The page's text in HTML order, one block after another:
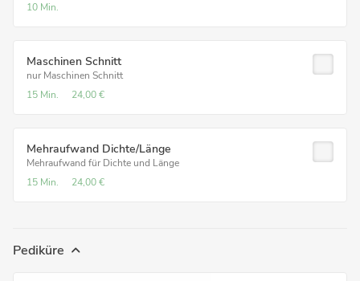
10 Min.
Maschinen Schnitt
nur Maschinen Schnitt
15 Min.
24,00 €
Mehraufwand Dichte/Länge
Mehraufwand für Dichte und Länge
15 Min.
24,00 €
Pediküre